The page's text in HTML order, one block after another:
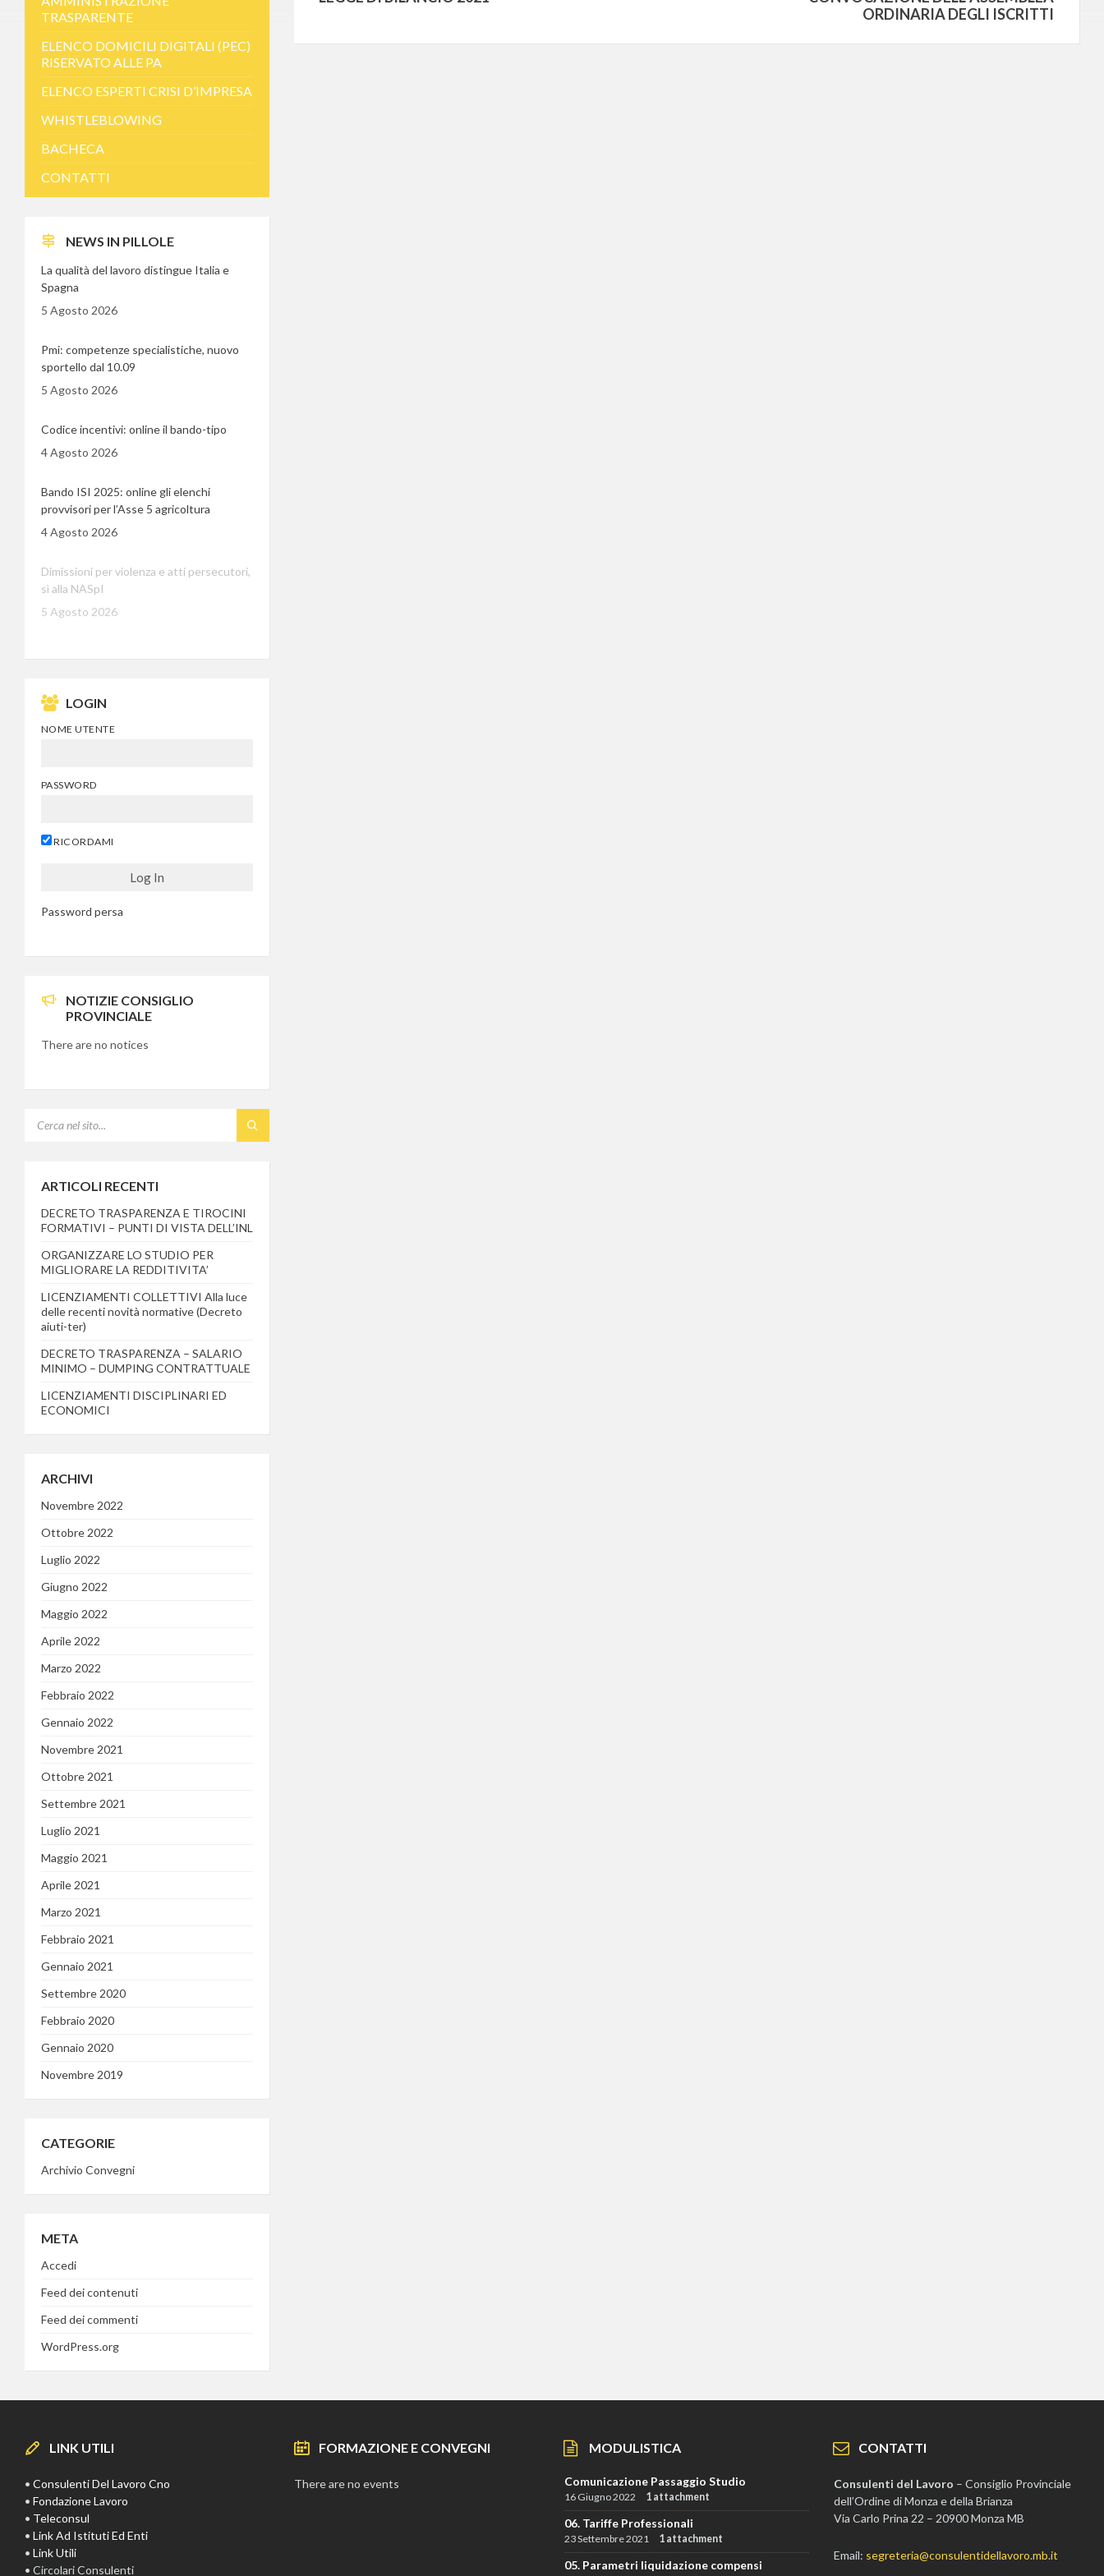
ORDINARIA DEGLI ISCRITTI
TRASPARENTE
ELENCO DOMICILI DIGITALI (PEC)
RISERVATO ALLE PA
ELENCO ESPERTI CRISI D’IMPRESA
WHISTLEBLOWING
BACHECA
CONTATTI
NEWS IN PILLOLE
La qualità del lavoro distingue Italia e
Spagna
5 Agosto 2026
Pmi: competenze specialistiche, nuovo
sportello dal 10.09
5 Agosto 2026
Codice incentivi: online il bando-tipo
4 Agosto 2026
Bando ISI 2025: online gli elenchi
provvisori per l’Asse 5 agricoltura
4 Agosto 2026
Dimissioni per violenza e atti persecutori,
sì alla NASpI
5 Agosto 2026
LOGIN
NOME UTENTE
PASSWORD
RICORDAMI
Password persa
NOTIZIE CONSIGLIO
PROVINCIALE
There are no notices
ARTICOLI RECENTI
DECRETO TRASPARENZA E TIROCINI
FORMATIVI – PUNTI DI VISTA DELL’INL
ORGANIZZARE LO STUDIO PER
MIGLIORARE LA REDDITIVITA’
LICENZIAMENTI COLLETTIVI Alla luce
delle recenti novità normative (Decreto
aiuti-ter)
DECRETO TRASPARENZA – SALARIO
MINIMO – DUMPING CONTRATTUALE
LICENZIAMENTI DISCIPLINARI ED
ECONOMICI
ARCHIVI
Novembre 2022
Ottobre 2022
Luglio 2022
Giugno 2022
Maggio 2022
Aprile 2022
Marzo 2022
Febbraio 2022
Gennaio 2022
Novembre 2021
Ottobre 2021
Settembre 2021
Luglio 2021
Maggio 2021
Aprile 2021
Marzo 2021
Febbraio 2021
Gennaio 2021
Settembre 2020
Febbraio 2020
Gennaio 2020
Novembre 2019
CATEGORIE
Archivio Convegni
META
Accedi
Feed dei contenuti
Feed dei commenti
WordPress.org
LINK UTILI
• Consulenti Del Lavoro Cno
• Fondazione Lavoro
• Teleconsul
• Link Ad Istituti Ed Enti
• Link Utili
• Circolari Consulenti
FORMAZIONE E CONVEGNI
There are no events
MODULISTICA
Comunicazione Passaggio Studio
16 Giugno 2022 1 attachment
06. Tariffe Professionali
23 Settembre 2021 1 attachment
05. Parametri liquidazione compensi
CONTATTI
Consulenti del Lavoro – Consiglio Provinciale
dell’Ordine di Monza e della Brianza
Via Carlo Prina 22 – 20900 Monza MB
Email: segreteria@consulentidellavoro.mb.it